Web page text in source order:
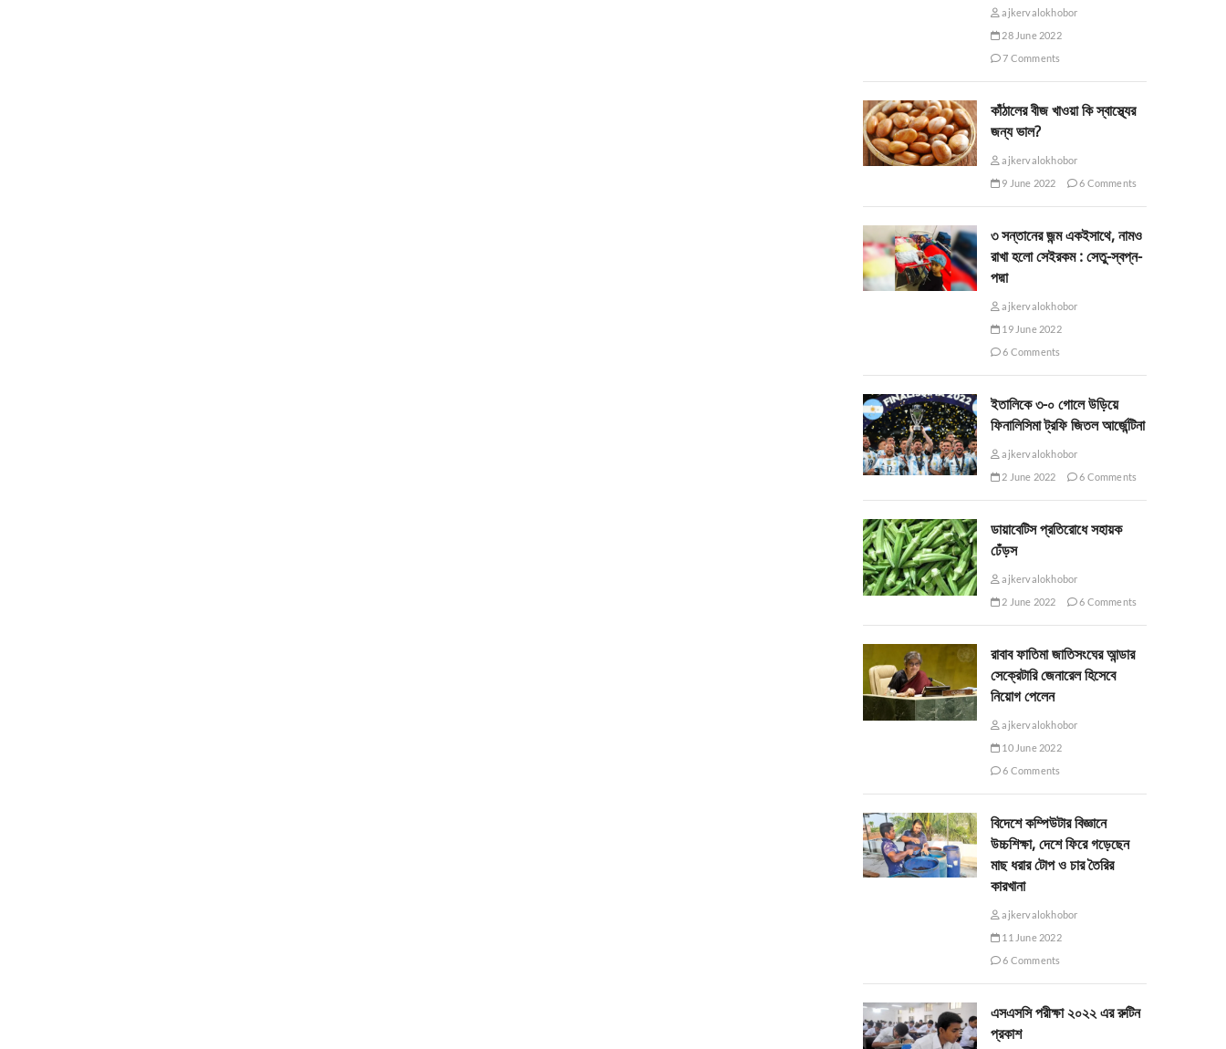
ajkervalokhobor
28 June 2022
7 Comments
কাঁঠালের বীজ খাওয়া কি স্বাস্থ্যের
জন্য ভাল?
ajkervalokhobor
9 June 2022
6 Comments
৩ সন্তানের জন্ম একইসাথে, নামও
রাখা হলো সেইরকম : সেতু-স্বপ্ন-
পদ্মা
ajkervalokhobor
19 June 2022
6 Comments
ইতালিকে ৩-০ গোলে উড়িয়ে
ফিনালিসিমা ট্রফি জিতল আর্জেন্টিনা
ajkervalokhobor
2 June 2022
6 Comments
ডায়াবেটিস প্রতিরোধে সহায়ক
ঢেঁড়স
ajkervalokhobor
2 June 2022
6 Comments
রাবাব ফাতিমা জাতিসংঘের আন্ডার
সেক্রেটারি জেনারেল হিসেবে
নিয়োগ পেলেন
ajkervalokhobor
10 June 2022
6 Comments
বিদেশে কম্পিউটার বিজ্ঞানে
উচ্চশিক্ষা, দেশে ফিরে গড়েছেন
মাছ ধরার টোপ ও চার তৈরির
কারখানা
ajkervalokhobor
11 June 2022
6 Comments
এসএসসি পরীক্ষা ২০২২ এর রুটিন
প্রকাশ